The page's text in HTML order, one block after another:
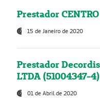
Prestador
15 de Janeiro de 2020
Prestador
LTDA (51004347-4)
01 de Abril de 2020